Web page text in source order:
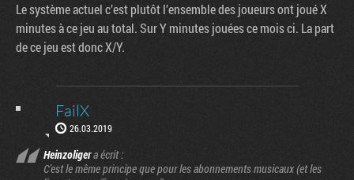
Le système actuel c’est plutôt l’ensemble des joueurs ont joué X
minutes à ce jeu au total. Sur Y minutes jouées ce mois ci. La part
de ce jeu est donc X/Y.
FailX
26.03.2019
Heinzoligera écrit :
C’est le même principe que pour les abonnements musicaux (et les